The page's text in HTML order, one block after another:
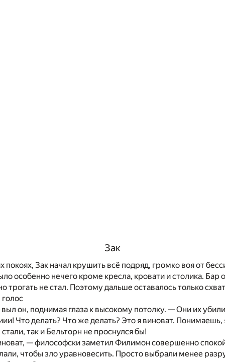
Зак
покоях, Зак начал крушить всё подряд, громко воя от
особенно нечего кроме кресла, кровати и столика. Бар
трогать не стал. Поэтому дальше оставалось только
голос
он, поднимая глаза к высокому потолку. — Они их
Что делать? Что же делать? Это я виноват. Понимаешь,
так и Бельторн не проснулся бы!
— философски заметил Филимон совершенно
чтобы зло уравновесить. Просто выбрали менее